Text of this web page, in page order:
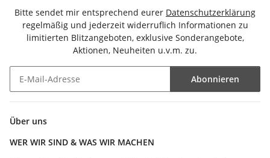
Bitte sendet mir entsprechend eurer Datenschutzerklärung
regelmäßig und jederzeit widerruflich Informationen zu
limitierten Blitzangeboten, exklusive Sonderangebote,
Aktionen, Neuheiten u.v.m. zu.
Abonnieren
Über uns
WER WIR SIND & WAS WIR MACHEN